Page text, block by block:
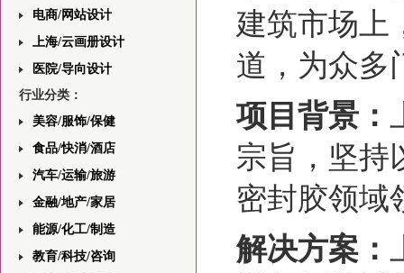
电商/网站设计
上海/云画册设计
医院/导向设计
行业分类：
美容/服饰/保健
食品/快消/酒店
汽车/运输/旅游
金融/地产/家居
能源/化工/制造
教育/科技/咨询
建筑市场上
道，为众多
项目背景：
宗旨，坚持
密封胶领域
解决方案：